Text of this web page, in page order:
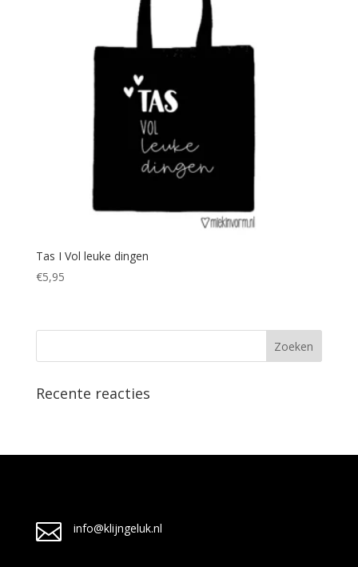
Tas I Vol leuke dingen
€5,95
Recente reacties
 info@klijngeluk.nl